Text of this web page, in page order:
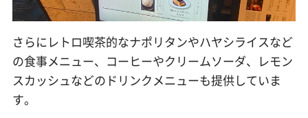
さらにレトロ喫茶的なナポリタンやハヤシライスなど
の食事メニュー、コーヒーやクリームソーダ、レモン
スカッシュなどのドリンクメニューも提供していま
す。